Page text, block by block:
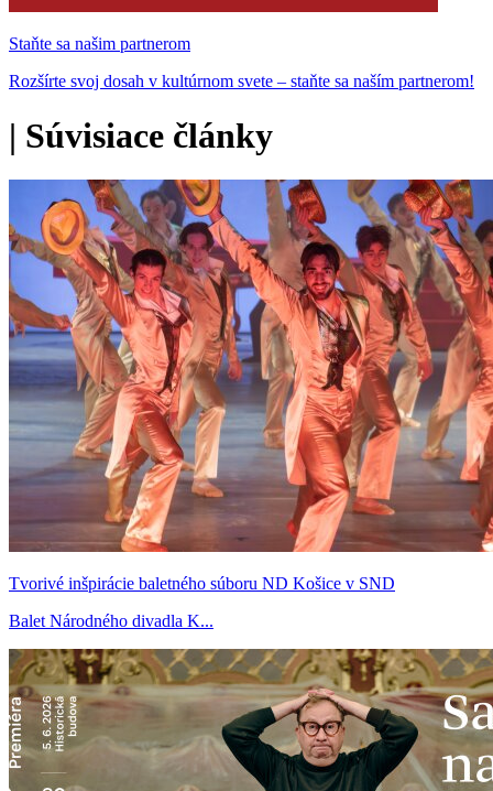
Staňte sa našim partnerom
Rozšírte svoj dosah v kultúrnom svete – staňte sa naším partnerom!
| Súvisiace články
Tvorivé inšpirácie baletného súboru ND Košice v SND
Balet Národného divadla K...